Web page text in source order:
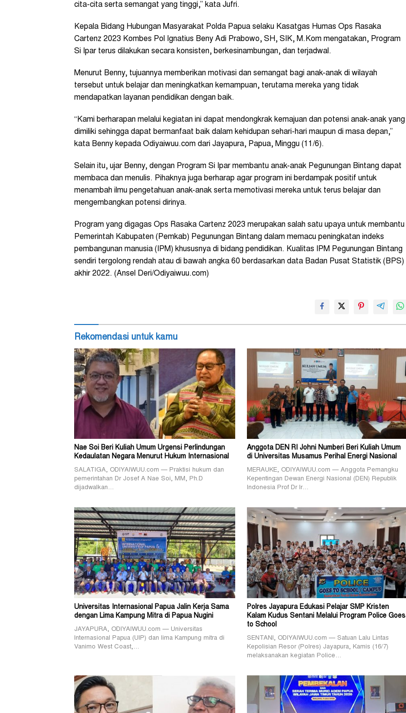
cita-cita serta semangat yang tinggi,” kata Jufri.
Kepala Bidang Hubungan Masyarakat Polda Papua selaku Kasatgas Humas Ops Rasaka
Cartenz 2023 Kombes Pol Ignatius Beny Adi Prabowo, SH, SIK, M.Kom mengatakan, Program
Si Ipar terus dilakukan secara konsisten, berkesinambungan, dan terjadwal.
Menurut Benny, tujuannya memberikan motivasi dan semangat bagi anak-anak di wilayah
tersebut untuk belajar dan meningkatkan kemampuan, terutama mereka yang tidak
mendapatkan layanan pendidikan dengan baik.
“Kami berharapan melalui kegiatan ini dapat mendongkrak kemajuan dan potensi anak-anak yang
dimiliki sehingga dapat bermanfaat baik dalam kehidupan sehari-hari maupun di masa depan,”
kata Benny kepada Odiyaiwuu.com dari Jayapura, Papua, Minggu (11/6).
Selain itu, ujar Benny, dengan Program Si Ipar membantu anak-anak Pegunungan Bintang dapat
membaca dan menulis. Pihaknya juga berharap agar program ini berdampak positif untuk
menambah ilmu pengetahuan anak-anak serta memotivasi mereka untuk terus belajar dan
mengembangkan potensi dirinya.
Program yang digagas Ops Rasaka Cartenz 2023 merupakan salah satu upaya untuk membantu
Pemerintah Kabupaten (Pemkab) Pegunungan Bintang dalam memacu peningkatan indeks
pembangunan manusia (IPM) khususnya di bidang pendidikan. Kualitas IPM Pegunungan Bintang
sendiri tergolong rendah atau di bawah angka 60 berdasarkan data Badan Pusat Statistik (BPS)
akhir 2022. (Ansel Deri/Odiyaiwuu.com)
Rekomendasi untuk kamu
Nae Soi Beri Kuliah Umum Urgensi Perlindungan
Kedaulatan Negara Menurut Hukum Internasional
SALATIGA, ODIYAIWUU.com — Praktisi hukum dan
pemerintahan Dr Josef A Nae Soi, MM, Ph.D
dijadwalkan…
Anggota DEN RI Johni Numberi Beri Kuliah Umum
di Universitas Musamus Perihal Energi Nasional
MERAUKE, ODIYAIWUU.com — Anggota Pemangku
Kepentingan Dewan Energi Nasional (DEN) Republik
Indonesia Prof Dr Ir…
Universitas Internasional Papua Jalin Kerja Sama
dengan Lima Kampung Mitra di Papua Nugini
JAYAPURA, ODIYAIWUU.com — Universitas
Internasional Papua (UIP) dan lima Kampung mitra di
Vanimo West Coast,…
Polres Jayapura Edukasi Pelajar SMP Kristen
Kalam Kudus Sentani Melalui Program Police Goes
to School
SENTANI, ODIYAIWUU.com — Satuan Lalu Lintas
Kepolisian Resor (Polres) Jayapura, Kamis (16/7)
melaksanakan kegiatan Police…